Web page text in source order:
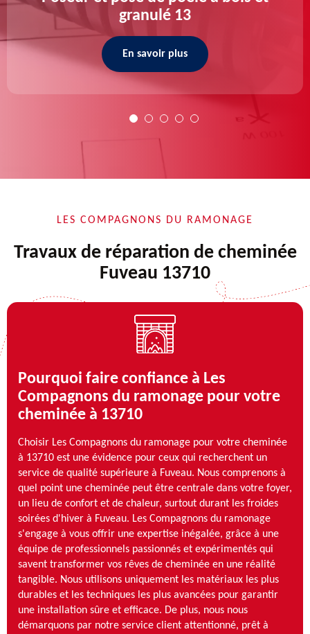
granulé 13
En savoir plus
LES COMPAGNONS DU RAMONAGE
Travaux de réparation de cheminée
Fuveau 13710
Pourquoi faire confiance à Les
Compagnons du ramonage pour votre
cheminée à 13710
Choisir Les Compagnons du ramonage pour votre cheminée
à 13710 est une évidence pour ceux qui recherchent un
service de qualité supérieure à Fuveau. Nous comprenons à
quel point une cheminée peut être centrale dans votre foyer,
un lieu de confort et de chaleur, surtout durant les froides
soirées d'hiver à Fuveau. Les Compagnons du ramonage
s'engage à vous offrir une expertise inégalée, grâce à une
équipe de professionnels passionnés et expérimentés qui
savent transformer vos rêves de cheminée en une réalité
tangible. Nous utilisons uniquement les matériaux les plus
durables et les techniques les plus avancées pour garantir
une installation sûre et efficace. De plus, nous nous
démarquons par notre service client attentionné, prêt à